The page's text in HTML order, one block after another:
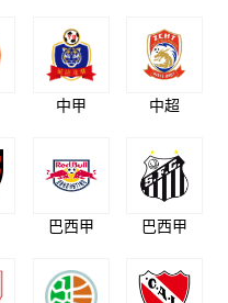
中甲 中超
巴西甲 巴西甲